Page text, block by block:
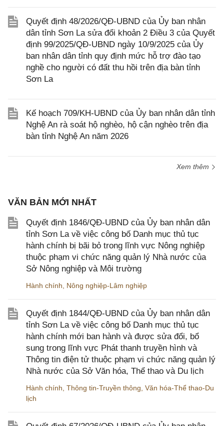
Quyết định 48/2026/QĐ-UBND của Ủy ban nhân
dân tỉnh Sơn La sửa đổi khoản 2 Điều 3 của Quyết
định 99/2025/QĐ-UBND ngày 10/9/2025 của Ủy
ban nhân dân tỉnh quy định mức hỗ trợ đào tạo
nghề cho người có đất thu hồi trên địa bàn tỉnh
Sơn La
Kế hoạch 709/KH-UBND của Ủy ban nhân dân tỉnh
Nghệ An rà soát hộ nghèo, hộ cận nghèo trên địa
bàn tỉnh Nghệ An năm 2026
Xem thêm
VĂN BẢN MỚI NHẤT
Quyết định 1846/QĐ-UBND của Ủy ban nhân dân
tỉnh Sơn La về việc công bố Danh mục thủ tục
hành chính bị bãi bỏ trong lĩnh vực Nông nghiệp
thuộc phạm vi chức năng quản lý Nhà nước của
Sở Nông nghiệp và Môi trường
Hành chính Nông nghiệp-Lâm nghiệp
Quyết định 1844/QĐ-UBND của Ủy ban nhân dân
tỉnh Sơn La về việc công bố Danh mục thủ tục
hành chính mới ban hành và được sửa đổi, bổ
sung trong lĩnh vực Phát thanh truyền hình và
Thông tin điện tử thuộc phạm vi chức năng quản lý
Nhà nước của Sở Văn hóa, Thể thao và Du lịch
Hành chính Thông tin-Truyền thông Văn hóa-Thể thao-Du
lịch